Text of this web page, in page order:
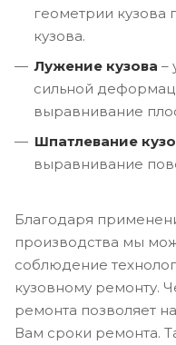
геометрии кузова
кузова.
Лужение кузова –
сильной
выравнивание
Шпатлевание
выравнивание
Благодаря
производства мы
соблюдение
кузовному ремонту.
ремонта позволяет
Вам сроки ремонта.